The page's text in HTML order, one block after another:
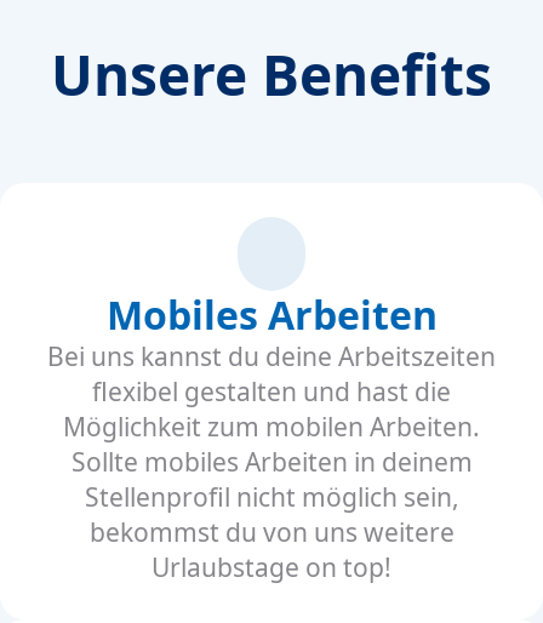
Unsere Benefits
Mobiles Arbeiten
Bei uns kannst du deine Arbeitszeiten
flexibel gestalten und hast die
Möglichkeit zum mobilen Arbeiten.
Sollte mobiles Arbeiten in deinem
Stellenprofil nicht möglich sein,
bekommst du von uns weitere
Urlaubstage on top!